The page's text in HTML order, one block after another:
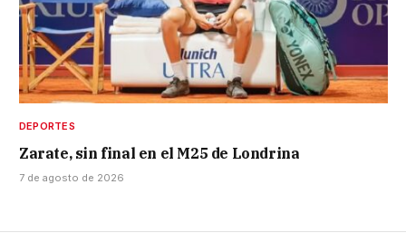
DEPORTES
Zarate, sin final en el M25 de Londrina
7 de agosto de 2026